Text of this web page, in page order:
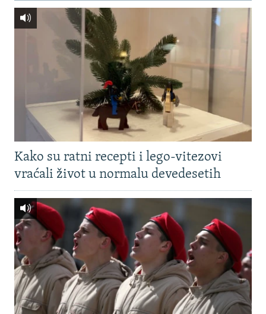
Kako su ratni recepti i lego-vitezovi
vraćali život u normalu devedesetih